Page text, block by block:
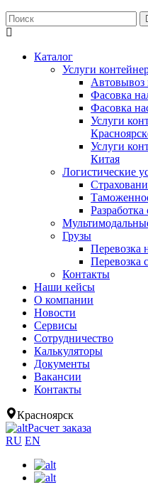
Каталог
Услуги
Автовывоз
Фасовка
Фасовка
Услуги
Услуги
Китая
Логистические
Грузы
Перевозка
Перевозка
Контакты
Наши кейсы
О компании
Новости
Сервисы
Сотрудничество
Калькуляторы
Документы
Вакансии
Контакты
Красноярск
Расчет заказа
RU EN